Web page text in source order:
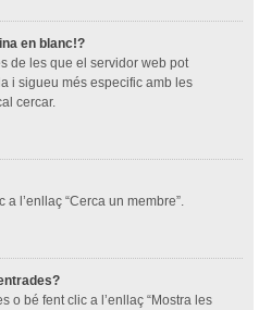
en blanc!?
de les que el servidor web pot
i sigueu més especific amb les
cercar.
l’enllaç “Cerca un membre”.
o bé fent clic a l’enllaç “Mostra les